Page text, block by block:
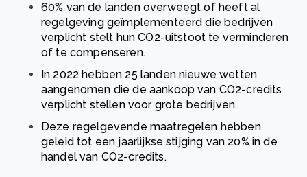
60% van de landen overweegt of heeft al
regelgeving geïmplementeerd die bedrijven
verplicht stelt hun CO2-uitstoot te verminderen
of te compenseren.
In 2022 hebben 25 landen nieuwe wetten
aangenomen die de aankoop van CO2-credits
verplicht stellen voor grote bedrijven.
Deze regelgevende maatregelen hebben
geleid tot een jaarlijkse stijging van 20% in de
handel van CO2-credits.